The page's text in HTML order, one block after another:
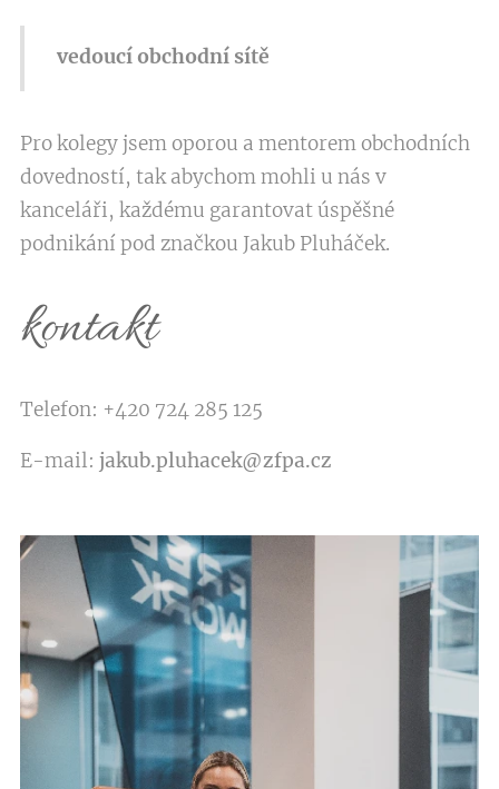
vedoucí obchodní sítě
Pro kolegy jsem oporou a mentorem obchodních
dovedností, tak abychom mohli u nás v
kanceláři, každému garantovat úspěšné
podnikání pod značkou Jakub Pluháček.
kontakt
Telefon: +420 724 285 125
E-mail: jakub.pluhacek@zfpa.cz